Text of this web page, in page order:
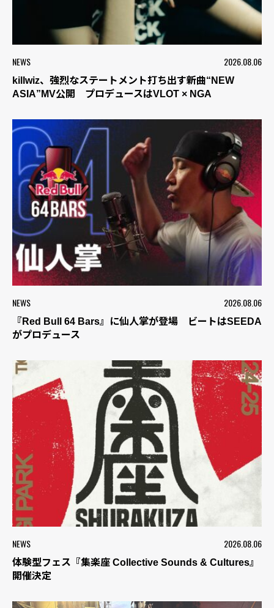
NEWS 2026.08.06
killwiz、強烈なステートメント打ち出す新曲“NEW
ASIA”MV公開 プロデュースはVLOT × NGA
NEWS 2026.08.06
『Red Bull 64 Bars』に仙人掌が登場 ビートはSEEDA
がプロデュース
NEWS 2026.08.06
体験型フェス『集楽座 Collective Sounds & Cultures』
開催決定